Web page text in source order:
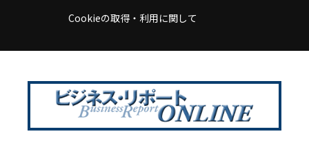
Cookieの取得・利用に関して